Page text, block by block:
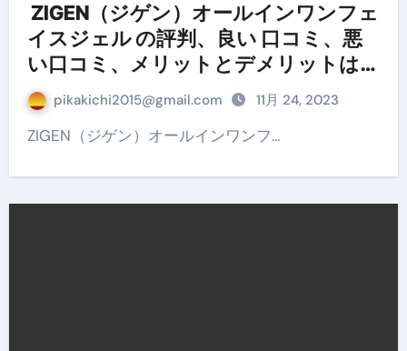
ZIGEN（ジゲン）オールインワンフェ
イスジェル の評判、良い 口コミ、悪
い口コミ、メリットとデメリットは
どうなの？ 【徹底解説】
pikakichi2015@gmail.com 11月 24, 2023
ZIGEN（ジゲン）オールインワンフ…